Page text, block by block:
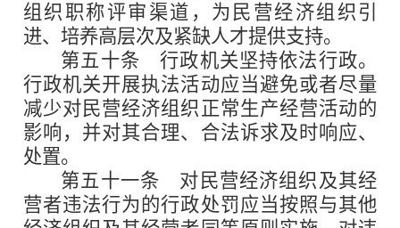
组织职称评审渠道，为民营经济组织引
进、培养高层次及紧缺人才提供支持。
第五十条 行政机关坚持依法行政。
行政机关开展执法活动应当避免或者尽量
减少对民营经济组织正常生产经营活动的
影响，并对其合理、合法诉求及时响应、
处置。
第五十一条 对民营经济组织及其经
营者违法行为的行政处罚应当按照与其他